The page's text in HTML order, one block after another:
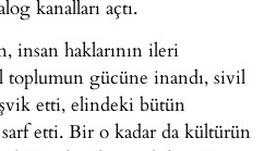
kanalları açtı.
insan haklarının ileri
gücüne inandı, sivil
etti, elindeki bütün
etti. Bir o kadar da kültürün